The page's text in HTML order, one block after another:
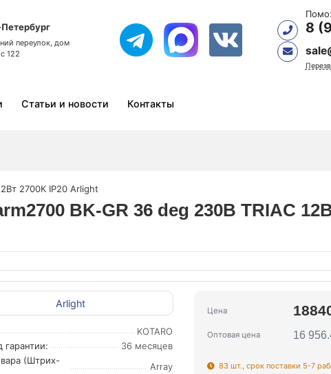
переулок, дом
122
8
Статьи и новости Контакты
2700К IP20 Arlight
BK-GR 36 deg 230В TRIAC
Arlight
KOTARO
гарантии:
36 месяцев
(Штрих-
Array
Цена
Оптовая цена 16
83 шт., срок поставки 5-7